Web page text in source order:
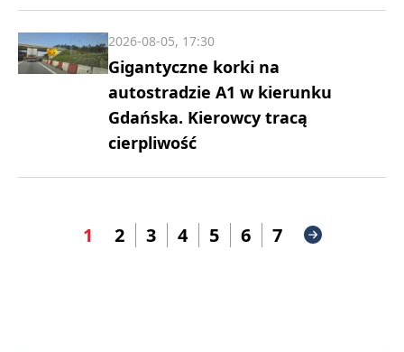
Gigantyczne korki na
autostradzie A1 w kierunku
Gdańska. Kierowcy tracą
cierpliwość
2026-08-05, 17:30
1 2 3 4 5 6 7